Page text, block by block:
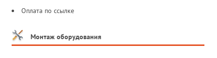
Оплата по ссылке
Монтаж оборудования